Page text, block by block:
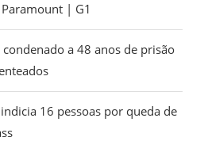
| G1
condenado a 48 anos de prisão
16 pessoas por queda de